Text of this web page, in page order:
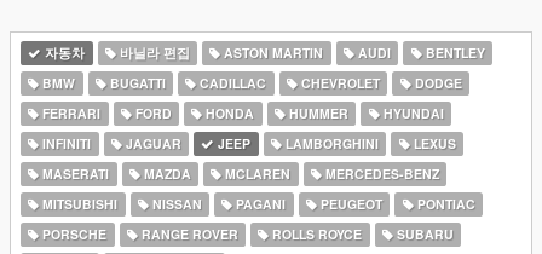
자동차 바닐라 편집 ASTON MARTIN AUDI
BENTLEY
BMW
BUGATTI CADILLAC CHEVROLET
DODGE
FERRARI
FORD HONDA HUMMER
HYUNDAI
INFINITI
JAGUAR JEEP LAMBORGHINI
LEXUS
MASERATI
MAZDA MCLAREN
MERCEDES-BENZ
MITSUBISHI
NISSAN PAGANI PEUGEOT
PONTIAC
PORSCHE
RANGE ROVER ROLLS ROYCE
SUBARU